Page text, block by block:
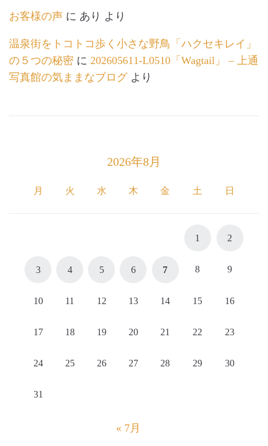
お客様の声 に あり より
温泉街をトコトコ歩く小さな野鳥「ハクセキレイ」
の５つの秘密 に 202605611-L0510「Wagtail」 – 上通
写真館の気ままなブログより
2026年8月
月 火 水 木 金 土 日
1 2
3 4 5 6 7 8 9
10 11 12 13 14 15 16
17 18 19 20 21 22 23
24 25 26 27 28 29 30
31
« 7月